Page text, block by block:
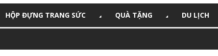
HỘP ĐỰNG TRANG SỨC QUÀ TẶNG DU LỊCH